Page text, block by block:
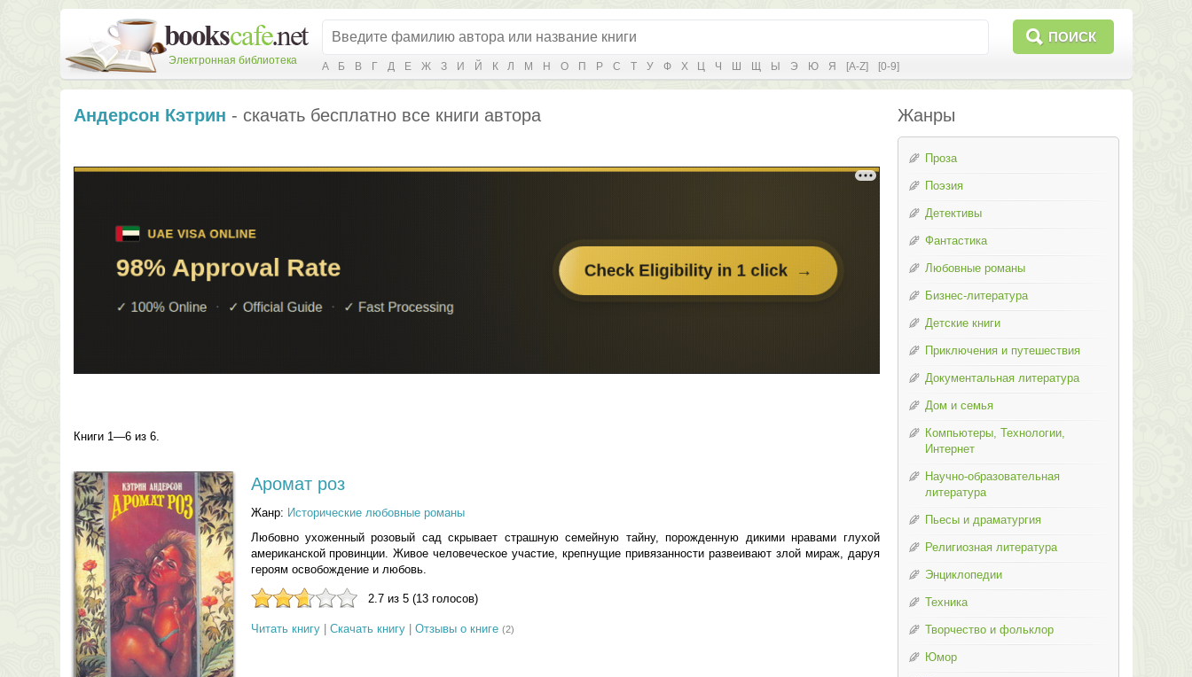
Электронная библиотека
ПОИСК
А Б В Г Д Е Ж З И Й К Л М Н О П Р С Т У Ф Х Ц Ч Ш Щ Ы Э Ю Я [A-Z] [0-9]
Андерсон Кэтрин - скачать бесплатно все книги автора
Книги 1—6 из 6.
Аромат роз
Жанр: Исторические любовные романы
Любовно ухоженный розовый сад скрывает страшную семейную тайну, порожденную дикими нравами глухой
американской провинции. Живое человеческое участие, крепнущие привязанности развеивают злой мираж, даруя
героям освобождение и любовь.
2.7 из 5 (13 голосов)
Читать книгу| Скачать книгу| Отзывы о книге (2)
Жанры
Проза
Поэзия
Детективы
Фантастика
Любовные романы
Бизнес-литература
Детские книги
Приключения и путешествия
Документальная литература
Дом и семья
Компьютеры, Технологии,
Интернет
Научно-образовательная
литература
Пьесы и драматургия
Религиозная литература
Энциклопедии
Техника
Творчество и фольклор
Юмор